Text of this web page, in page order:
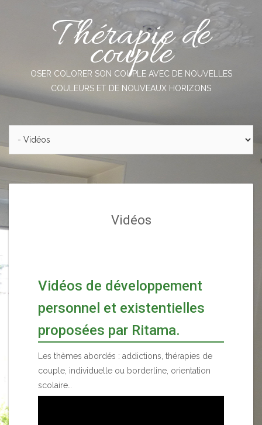
Thérapie de
couple
OSER COLORER SON COUPLE AVEC DE NOUVELLES
COULEURS ET DE NOUVEAUX HORIZONS
Vidéos
Vidéos de développement
personnel et existentielles
proposées par Ritama.
Les thèmes abordés : addictions, thérapies de
couple, individuelle ou borderline, orientation
scolaire…